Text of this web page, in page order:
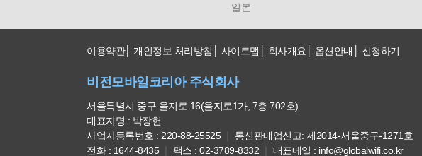
일본
이용약관 개인정보 처리방침 사이트맵 회사개요 옵션안내 신청하기
비전모바일코리아 주식회사
서울특별시 중구 을지로 16(을지로1가, 7층 702호)
대표자명 : 박장헌
사업자등록번호 : 220-88-25525
통신판매업신고: 제2014-서울중구-1271호
전화 : 1644-8435
팩스 : 02-3789-8332 대표메일 : info@globalwifi.co.kr